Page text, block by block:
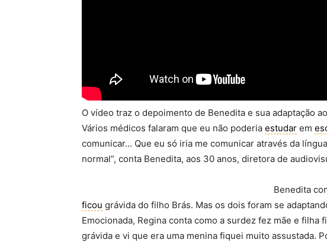
O vídeo traz o depoimento de Benedita e sua adaptação
Vários médicos falaram que eu não poderia estudar em
comunicar… Que eu só iria me comunicar através da
normal”, conta Benedita, aos 30 anos, diretora de
Benedita
ficou grávida do filho Brás. Mas os dois foram se
Emocionada, Regina conta como a surdez fez mãe e filha
grávida e vi que era uma menina fiquei muito assustada.